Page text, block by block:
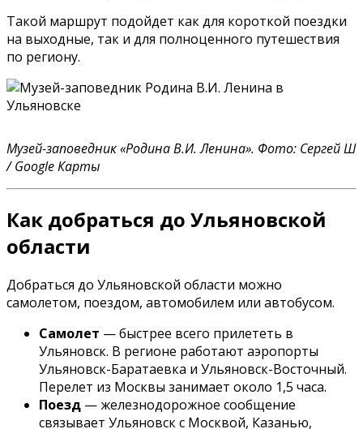
Такой маршрут подойдет как для короткой поездки
на выходные, так и для полноценного путешествия
по региону.
Музей-заповедник «Родина В.И. Ленина». Фото: Сергей Ш
/ Google Карты
Как добраться до Ульяновской
области
Добраться до Ульяновской области можно
самолетом, поездом, автомобилем или автобусом.
Самолет — быстрее всего прилететь в
Ульяновск. В регионе работают аэропорты
Ульяновск-Баратаевка и Ульяновск-Восточный.
Перелет из Москвы занимает около 1,5 часа.
Поезд — железнодорожное сообщение
связывает Ульяновск с Москвой, Казанью,